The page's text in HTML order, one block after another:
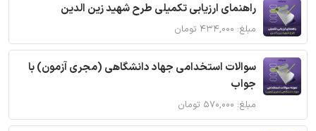
راهنمای ارزیابی تکمیلی طرح شهید زین الدین
مبلغ: ۴۳۴,۰۰۰ تومان
سوالات استخدامی جهاد دانشگاهی (مجری آزمون) با
جواب
مبلغ: ۵۷۰,۰۰۰ تومان